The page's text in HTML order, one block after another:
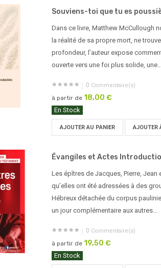
Souviens-toi que tu es
Dans ce livre, Matthew McCullough
la réalité de sa propre mort, ne
profondeur, l’auteur expose
ouverte vers une foi plus solide,
0 Commentaire(s)
à partir de 18,00 €
En Stock
AJOUTER AU PANIER AJOUTER
Évangiles et Actes
Les épîtres de Jacques, Pierre,
qu’elles ont été adressées à des
Hébreux détachée du corpus
un jour complémentaire aux autres...
0 Commentaire(s)
à partir de 19,50 €
En Stock